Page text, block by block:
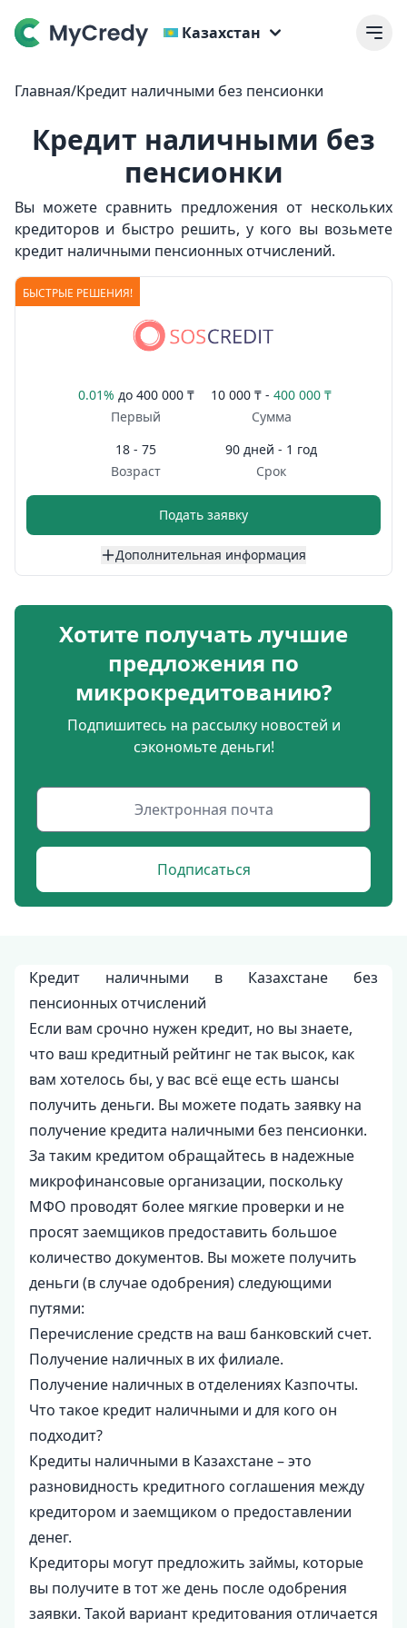
Казахстан
Главная/Кредит наличными без пенсионки
Кредит наличными без
пенсионки
Вы можете сравнить предложения от нескольких
кредиторов и быстро решить, у кого вы возьмете
кредит наличными пенсионных отчислений.
БЫСТРЫЕ РЕШЕНИЯ!
0.01% до 400 000 ₸
Первый
10 000 ₸ - 400 000 ₸
Сумма
18 - 75
Возраст
90 дней - 1 год
Срок
Подать заявку
Дополнительная информация
Хотите получать лучшие
предложения по
микрокредитованию?
Подпишитесь на рассылку новостей и
сэкономьте деньги!
Подписаться
Кредит наличными в Казахстане без
пенсионных отчислений
Если вам срочно нужен кредит, но вы знаете,
что ваш кредитный рейтинг не так высок, как
вам хотелось бы, у вас всё еще есть шансы
получить деньги. Вы можете подать заявку на
получение кредита наличными без пенсионки.
За таким кредитом обращайтесь в надежные
микрофинансовые организации, поскольку
МФО проводят более мягкие проверки и не
просят заемщиков предоставить большое
количество документов. Вы можете получить
деньги (в случае одобрения) следующими
путями:
Перечисление средств на ваш банковский счет.
Получение наличных в их филиале.
Получение наличных в отделениях Казпочты.
Что такое кредит наличными и для кого он
подходит?
Кредиты наличными в Казахстане – это
разновидность кредитного соглашения между
кредитором и заемщиком о предоставлении
денег.
Кредиторы могут предложить займы, которые
вы получите в тот же день после одобрения
заявки. Такой вариант кредитования отличается